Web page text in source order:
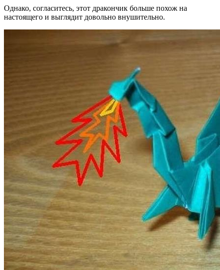
Однако, согласитесь, этот дракончик больше похож на
настоящего и выглядит довольно внушительно.